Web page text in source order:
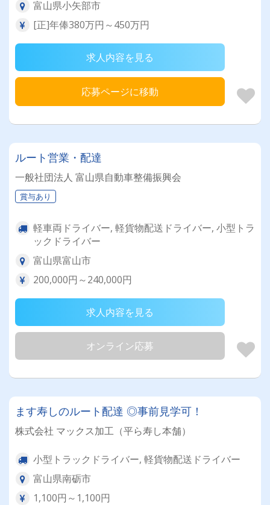
富山県小矢部市
[正]年俸380万円～450万円
求人内容を見る
応募ページに移動
ルート営業・配達
一般社団法人 富山県自動車整備振興会
賞与あり
軽車両ドライバー, 軽貨物配送ドライバー, 小型トラ
ックドライバー
富山県富山市
200,000円～240,000円
求人内容を見る
オンライン応募
ます寿しのルート配達 ◎事前見学可！
株式会社 マックス加工（平ら寿し本舗）
小型トラックドライバー, 軽貨物配送ドライバー
富山県南砺市
1,100円～1,100円